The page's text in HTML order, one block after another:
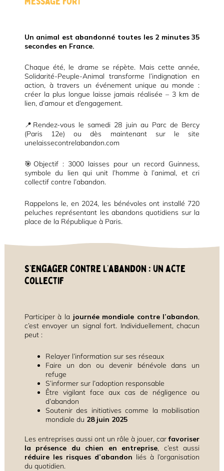
Un animal est abandonné toutes les 2 minutes 35
secondes en France.
Chaque été, le drame se répète. Mais cette année,
Solidarité-Peuple-Animal transforme l’indignation en
action, à travers un événement unique au monde :
créer la plus longue laisse jamais réalisée – 3 km de
lien, d’amour et d’engagement.
📍Rendez-vous le samedi 28 juin au Parc de Bercy
(Paris 12e) ou dès maintenant sur le site
unelaissecontrelabandon.com
🎯Objectif : 3000 laisses pour un record Guinness,
symbole du lien qui unit l’homme à l’animal, et cri
collectif contre l’abandon.
Rappelons le, en 2024, les bénévoles ont installé 720
peluches représentant les abandons quotidiens sur la
place de la République à Paris.
S’engager contre l’abandon : un acte
collectif
Participer à la journée mondiale contre l’abandon,
c’est envoyer un signal fort. Individuellement, chacun
peut :
Relayer l’information sur ses réseaux
Faire un don ou devenir bénévole dans un
refuge
S’informer sur l’adoption responsable
Être vigilant face aux cas de négligence ou
d’abandon
Soutenir des initiatives comme la mobilisation
mondiale du 28 juin 2025
Les entreprises aussi ont un rôle à jouer, carfavoriser
la présence du chien en entreprise, c’est aussi
réduire les risques d’abandon liés à l’organisation
du quotidien.